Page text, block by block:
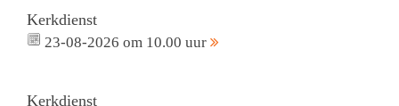
Kerkdienst
23-08-2026 om 10.00 uur
Kerkdienst